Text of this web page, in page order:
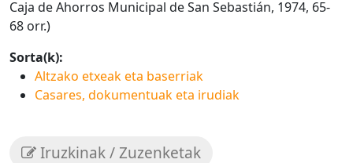
Caja de Ahorros Municipal de San Sebastián, 1974, 65-
68 orr.)
Sorta(k):
Altzako etxeak eta baserriak
Casares, dokumentuak eta irudiak
Iruzkinak / Zuzenketak